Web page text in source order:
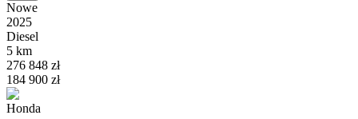
Nowe
2025
Diesel
5 km
276 848 zł
184 900 zł
Honda